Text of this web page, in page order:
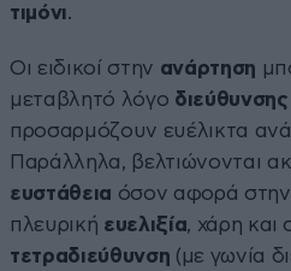
τιμόνι.
Οι ειδικοί στην ανάρτηση
μεταβλητό λόγο διεύθυνσης
προσαρμόζουν ευέλικτα
Παράλληλα, βελτιώνονται
ευστάθεια όσον αφορά στην
πλευρική ευελιξία, χάρη και
τετραδιεύθυνση (με γωνία